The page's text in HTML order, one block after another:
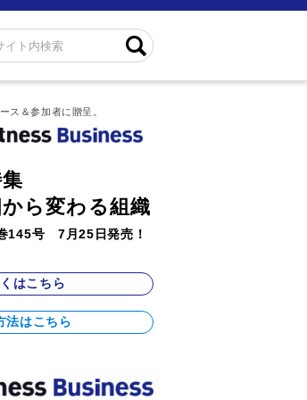
ス＆参加者に贈呈。
ら変わる組織
145号 7月25日発売！
はこちら
法はこちら